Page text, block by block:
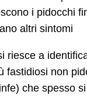
riesce a
fastidiosi non
che spesso